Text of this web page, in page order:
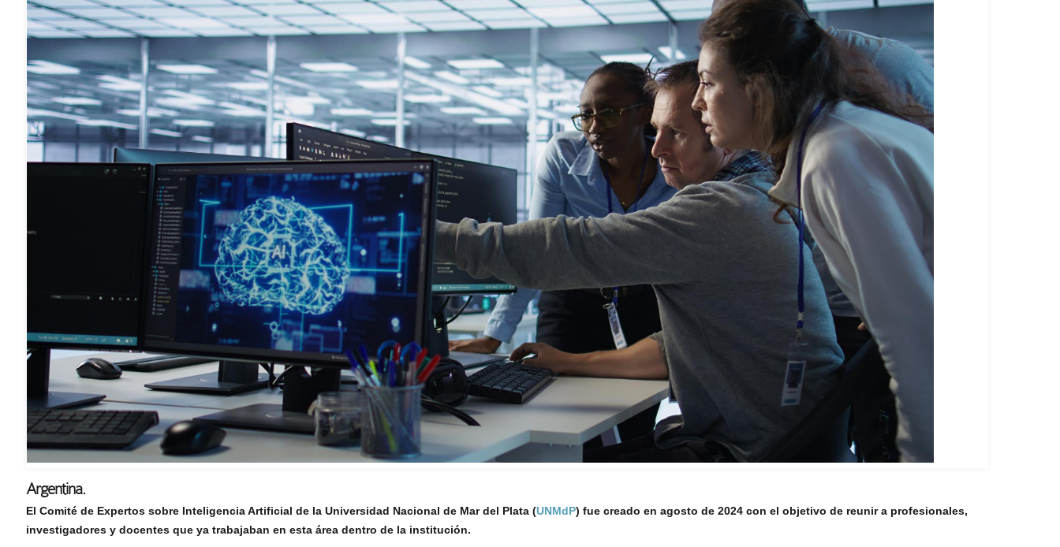
Argentina.
El Comité de Expertos sobre Inteligencia Artificial de la Universidad Nacional de Mar del Plata (UNMdP) fue creado en agosto de 2024 con el objetivo de reunir a profesionales,
investigadores y docentes que ya trabajaban en esta área dentro de la institución.